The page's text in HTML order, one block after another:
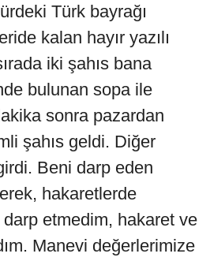
Türk bayrağı
kalan hayır yazılı
iki şahıs bana
bulunan sopa ile
sonra pazardan
şahıs geldi. Diğer
Beni darp eden
hakaretlerde
etmedim, hakaret ve
Manevi değerlerimize